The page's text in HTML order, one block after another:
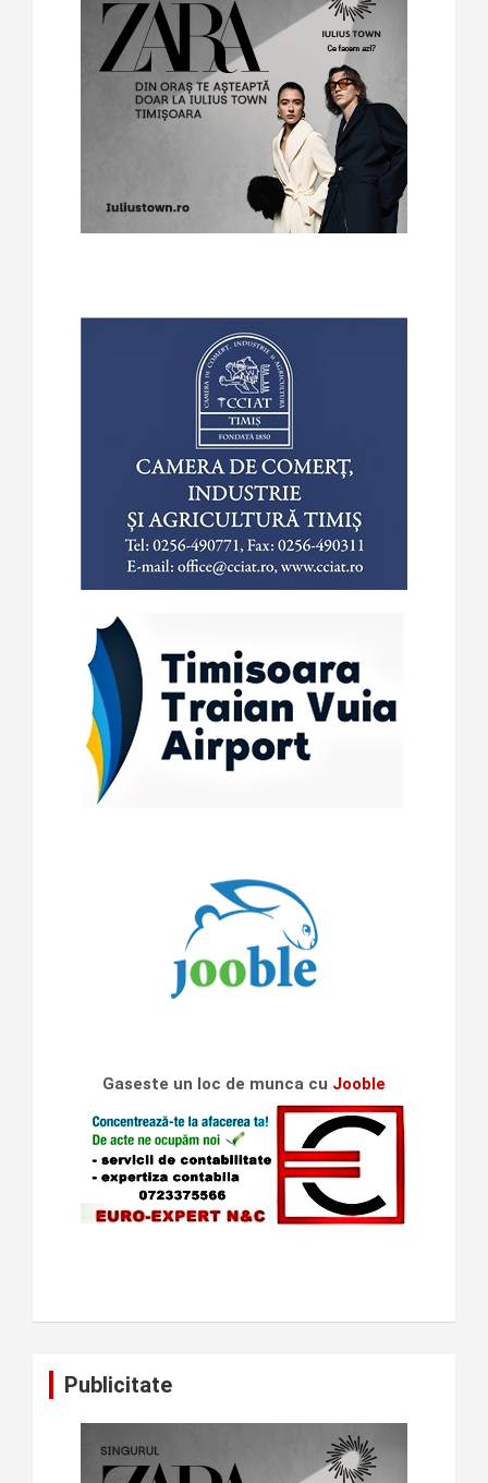
Gaseste un loc de munca cu Jooble
Publicitate